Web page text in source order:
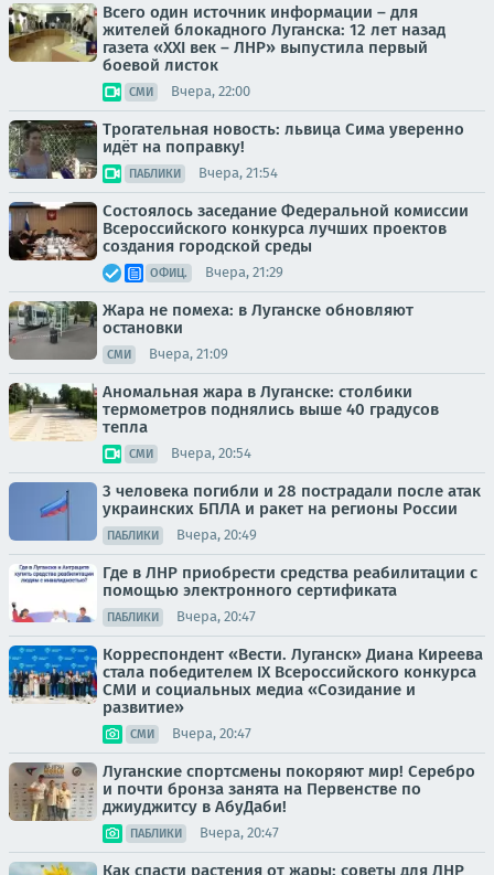
Всего один источник информации – для
жителей блокадного Луганска: 12 лет назад
газета «XXI век – ЛНР» выпустила первый
боевой листок
СМИ Вчера, 22:00
Трогательная новость: львица Сима уверенно
идёт на поправку!
ПАБЛИКИ Вчера, 21:54
Состоялось заседание Федеральной комиссии
Всероссийского конкурса лучших проектов
создания городской среды
ОФИЦ. Вчера, 21:29
Жара не помеха: в Луганске обновляют
остановки
СМИ Вчера, 21:09
Аномальная жара в Луганске: столбики
термометров поднялись выше 40 градусов
тепла
СМИ Вчера, 20:54
3 человека погибли и 28 пострадали после атак
украинских БПЛА и ракет на регионы России
ПАБЛИКИ Вчера, 20:49
Где в ЛНР приобрести средства реабилитации с
помощью электронного сертификата
ПАБЛИКИ Вчера, 20:47
Корреспондент «Вести. Луганск» Диана Киреева
стала победителем IX Всероссийского конкурса
СМИ и социальных медиа «Созидание и
развитие»
СМИ Вчера, 20:47
Луганские спортсмены покоряют мир! Серебро
и почти бронза занята на Первенстве по
джиуджитсу в АбуДаби!
ПАБЛИКИ Вчера, 20:47
Как спасти растения от жары: советы для ЛНР